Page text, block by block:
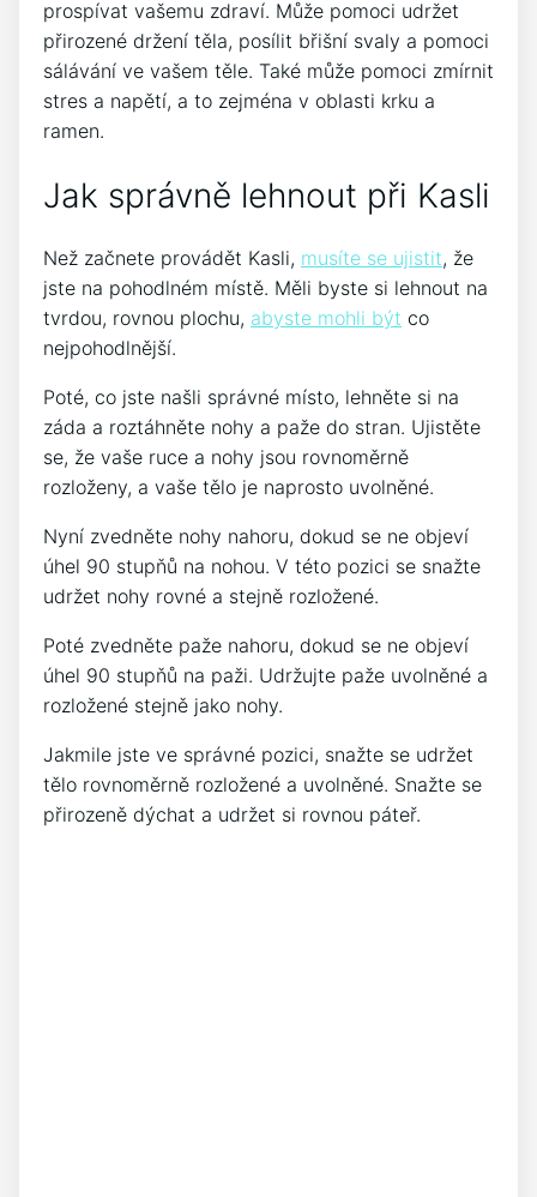
prospívat vašemu zdraví. Může pomoci udržet
přirozené držení těla, posílit břišní svaly a pomoci
sálávání ve vašem těle. Také může pomoci zmírnit
stres a napětí, a to zejména v oblasti krku a
ramen.
Jak správně lehnout při Kasli
Než začnete provádět Kasli, musíte se ujistit, že
jste na pohodlném místě. Měli byste si lehnout na
tvrdou, rovnou plochu, abyste mohli být co
nejpohodlnější.
Poté, co jste našli správné místo, lehněte si na
záda a roztáhněte nohy a paže do stran. Ujistěte
se, že vaše ruce a nohy jsou rovnoměrně
rozloženy, a vaše tělo je naprosto uvolněné.
Nyní zvedněte nohy nahoru, dokud se ne objeví
úhel 90 stupňů na nohou. V této pozici se snažte
udržet nohy rovné a stejně rozložené.
Poté zvedněte paže nahoru, dokud se ne objeví
úhel 90 stupňů na paži. Udržujte paže uvolněné a
rozložené stejně jako nohy.
Jakmile jste ve správné pozici, snažte se udržet
tělo rovnoměrně rozložené a uvolněné. Snažte se
přirozeně dýchat a udržet si rovnou páteř.